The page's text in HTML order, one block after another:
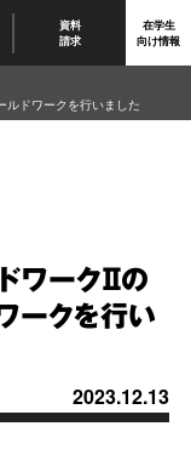
資料
請求
在学生
向け情報
ワークⅡの
ークを行い
2023.12.13
ドワークを行いました